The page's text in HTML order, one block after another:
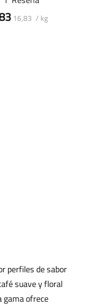
16,83 / kg
perfiles de sabor
suave y floral
gama ofrece